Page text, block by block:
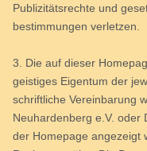
Publizitätsrechte und
bestimmungen verletzen.
3. Die auf dieser
geistiges Eigentum der
schriftliche Vereinbarung
Neuhardenberg e.V. oder
der Homepage angezeigt